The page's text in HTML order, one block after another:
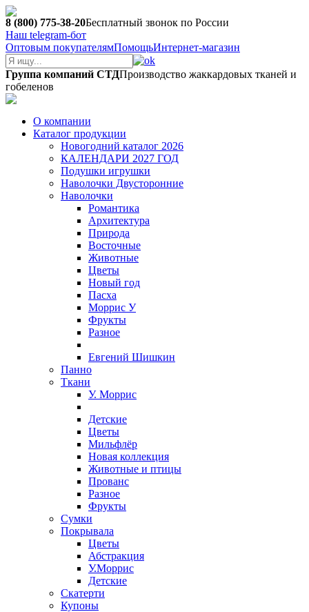
8 (800) 775-38-20Бесплатный звонок по России
Наш telegram-бот
Оптовым покупателямПомощьИнтернет-магазин
Группа компаний СТДПроизводство жаккардовых тканей и
гобеленов
О компании
Каталог продукции
Новогодний каталог 2026
КАЛЕНДАРИ 2027 ГОД
Подушки игрушки
Наволочки Двусторонние
Наволочки
Романтика
Архитектура
Природа
Восточные
Животные
Цветы
Новый год
Пасха
Моррис У
Фрукты
Разное
Евгений Шишкин
Панно
Ткани
У. Моррис
Детские
Цветы
Мильфлёр
Новая коллекция
Животные и птицы
Прованс
Разное
Фрукты
Сумки
Покрывала
Цветы
Абстракция
У.Моррис
Детские
Скатерти
Купоны